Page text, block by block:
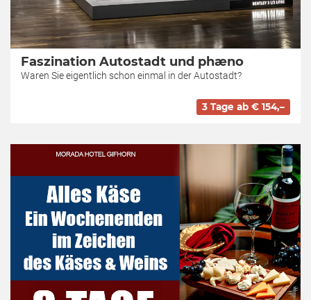
Faszination Autostadt und phæno
Waren Sie eigentlich schon einmal in der Autostadt?
3 Tage ab € 154,–